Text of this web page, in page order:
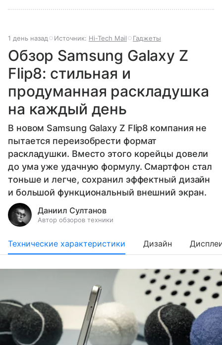
1 день назад Источник: Hi-Tech Mail Гаджеты
Обзор Samsung Galaxy Z
Flip8: стильная и
продуманная раскладушка
на каждый день
В новом Samsung Galaxy Z Flip8 компания не
пытается переизобрести формат
раскладушки. Вместо этого корейцы довели
до ума уже удачную формулу. Смартфон стал
тоньше и легче, сохранил эффектный дизайн
и большой функциональный внешний экран.
Даниил Султанов
Автор обзоров техники
Технические характеристики Дизайн